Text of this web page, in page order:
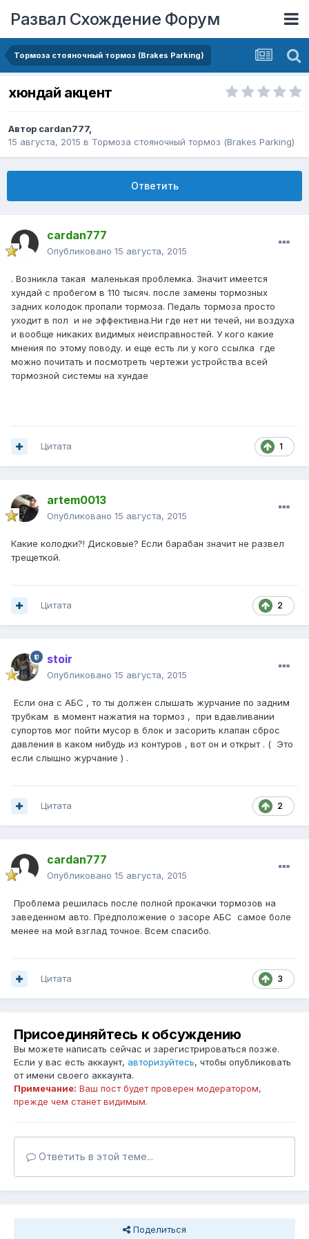
Развал Схождение Форум
Тормоза стояночный тормоз (Brakes Parking)
хюндай акцент
Автор cardan777,
15 августа, 2015 в Тормоза стояночный тормоз (Brakes Parking)
Ответить
cardan777
Опубликовано 15 августа, 2015
. Возникла такая маленькая проблемка. Значит имеется
хундай с пробегом в 110 тысяч. после замены тормозных
задних колодок пропали тормоза. Педаль тормоза просто
уходит в пол и не эффективна.Ни где нет ни течей, ни воздуха
и вообще никаких видимых неисправностей. У кого какие
мнения по этому поводу. и еще есть ли у кого ссылка где
можно почитать и посмотреть чертежи устройства всей
тормозной системы на хундае
1
Цитата
artem0013
Опубликовано 15 августа, 2015
Какие колодки?! Дисковые? Если барабан значит не развел
трещеткой.
2
Цитата
stoir
Опубликовано 15 августа, 2015
Если она с АБС , то ты должен слышать журчание по задним
трубкам в момент нажатия на тормоз , при вдавливании
супортов мог пойти мусор в блок и засорить клапан сброс
давления в каком нибудь из контуров , вот он и открыт . ( Это
если слышно журчание ) .
2
Цитата
cardan777
Опубликовано 15 августа, 2015
Проблема решилась после полной прокачки тормозов на
заведенном авто. Предположение о засоре АБС самое боле
менее на мой взглад точное. Всем спасибо.
3
Цитата
Присоединяйтесь к обсуждению
Вы можете написать сейчас и зарегистрироваться позже.
Если у вас есть аккаунт, авторизуйтесь, чтобы опубликовать
от имени своего аккаунта.
Примечание: Ваш пост будет проверен модератором,
прежде чем станет видимым.
Ответить в этой теме...
Поделиться